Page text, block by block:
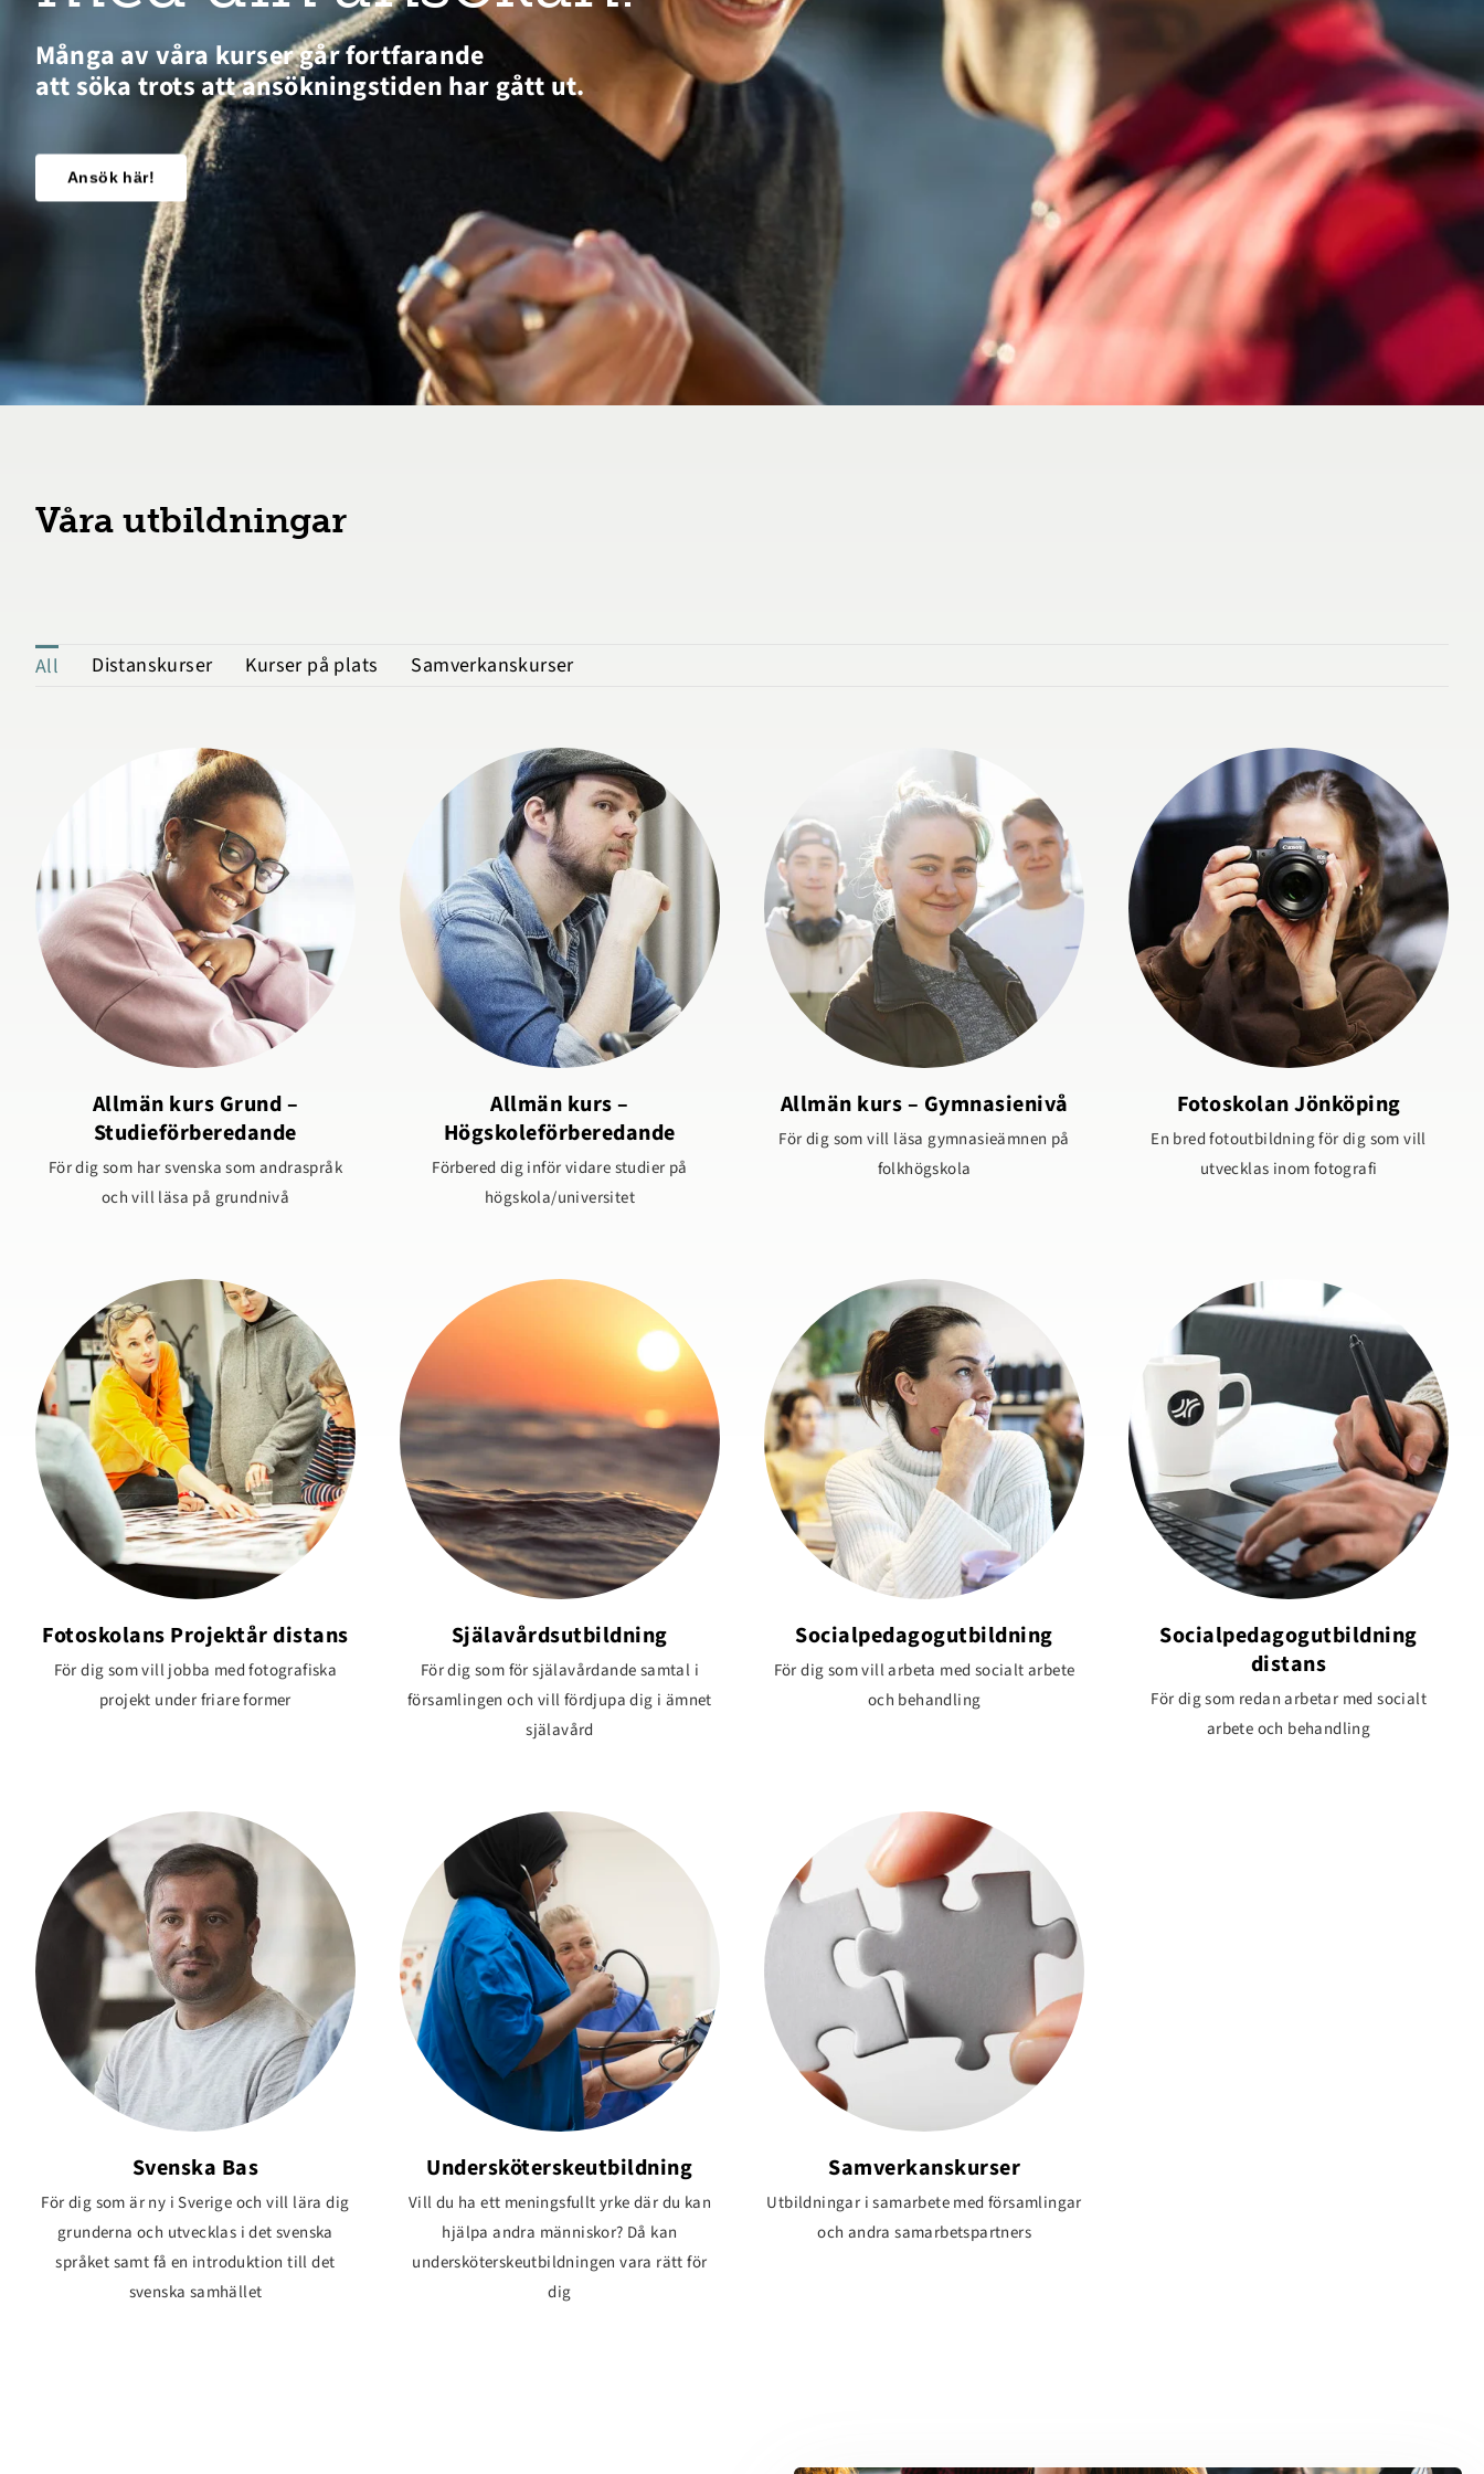
Många av våra kurser går fortfarande
att söka trots att ansökningstiden har gått ut.
Ansök här!
Våra utbildningar
All Distanskurser Kurser på plats Samverkanskurser
Allmän kurs Grund –
Studieförberedande
För dig som har svenska som andraspråk
och vill läsa på grundnivå
Allmän kurs –
Högskoleförberedande
Förbered dig inför vidare studier på
högskola/universitet
Allmän kurs – Gymnasienivå
För dig som vill läsa gymnasieämnen på
folkhögskola
Fotoskolan Jönköping
En bred fotoutbildning för dig som vill
utvecklas inom fotografi
Fotoskolans Projektår distans
För dig som vill jobba med fotografiska
projekt under friare former
Själavårdsutbildning
För dig som för själavårdande samtal i
församlingen och vill fördjupa dig i ämnet
själavård
Socialpedagogutbildning
För dig som vill arbeta med socialt arbete
och behandling
Socialpedagogutbildning
distans
För dig som redan arbetar med socialt
arbete och behandling
Svenska Bas
För dig som är ny i Sverige och vill lära dig
grunderna och utvecklas i det svenska
språket samt få en introduktion till det
svenska samhället
Undersköterske­utbildning
Vill du ha ett meningsfullt yrke där du kan
hjälpa andra människor? Då kan
undersköterskeutbildningen vara rätt för
dig
Samverkanskurser
Utbildningar i samarbete med församlingar
och andra samarbetspartners